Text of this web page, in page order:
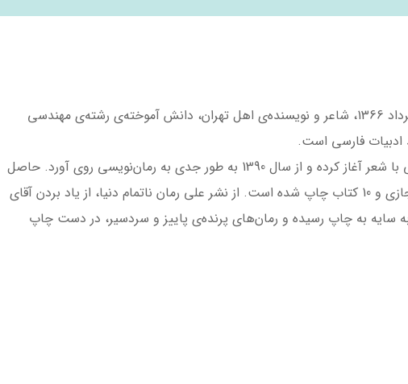
مهسا زهیری متولد 13 مرداد 1366، شاعر و نویسنده‌ی اهل تهران، دانش آموخته‌ی رشته‌ی مهندسی
ادبیات فارسی است.
ادبیات را از دوران کودکی با شعر آغاز کرده و از سال 1390 به طور جدی به رمان‌نویسی روی آورد. حاصل
این دوران، چند رمان مجازی و 10 کتاب چاپ شده است. از نشر علی رمان ناتمام دنیا، از یاد بردن آقای
سایه به چاپ رسیده و رمان‌های پرنده‌ی پاییز و سردسیر، در دست چاپ